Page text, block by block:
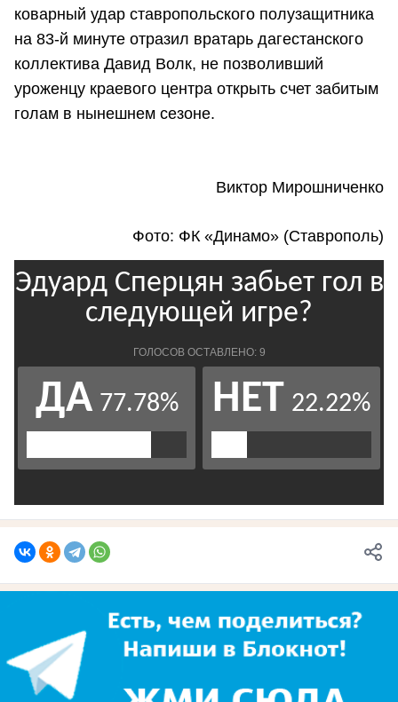
коварный удар ставропольского полузащитника
на 83-й минуте отразил вратарь дагестанского
коллектива Давид Волк, не позволивший
уроженцу краевого центра открыть счет забитым
голам в нынешнем сезоне.
Виктор Мирошниченко
Фото: ФК «Динамо» (Ставрополь)